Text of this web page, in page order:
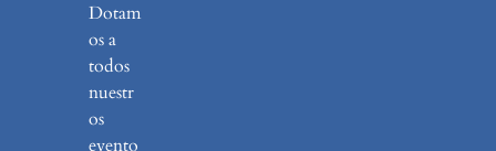
Dotam
os a
todos
nuestr
os
evento